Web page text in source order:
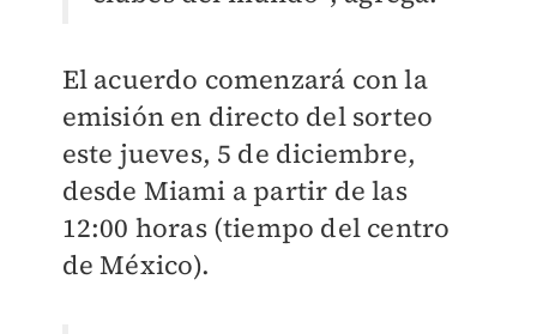
El acuerdo comenzará con la
emisión en directo del sorteo
este jueves, 5 de diciembre,
desde Miami a partir de las
12:00 horas (tiempo del centro
de México).